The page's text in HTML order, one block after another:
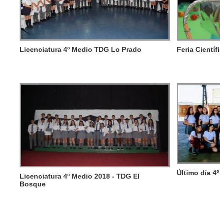
Licenciatura 4º Medio TDG Lo Prado Feria
Licenciatura 4º Medio 2018 - TDG El
Bosque
Último día